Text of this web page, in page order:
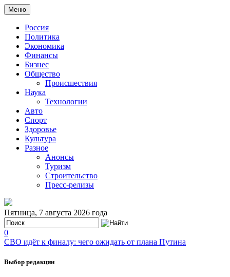
Меню
Россия
Политика
Экономика
Финансы
Бизнес
Общество
Происшествия
Наука
Технологии
Авто
Спорт
Здоровье
Культура
Разное
Анонсы
Туризм
Строительство
Пресс-релизы
Пятница, 7 августа 2026 года
0
СВО идёт к финалу: чего ожидать от плана Путина
Выбор редакции